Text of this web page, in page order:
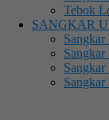
Tebok
SANGKAR